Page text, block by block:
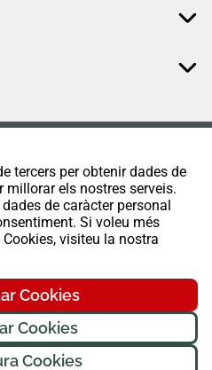
tercers per obtenir dades de
els nostres serveis.
de caràcter personal
Si voleu més
visiteu la nostra
Cookies
Cookies
Cookies
els drets reservats